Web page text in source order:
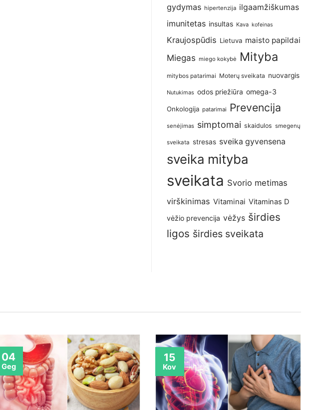
gydymas hipertenzija ilgaamžiškumas
imunitetas insultas Kava kofeinas
Kraujospūdis Lietuva maisto papildai
Miegas miego kokybė Mityba
mitybos patarimai Moterų sveikata nuovargis
Nutukimas odos priežiūra omega-3
Onkologija patarimai Prevencija
senėjimas simptomai skaidulos smegenų
sveikata stresas sveika gyvensena
sveika mityba
sveikata Svorio metimas
virškinimas Vitaminai Vitaminas D
vėžio prevencija vėžys širdies
ligos širdies sveikata
04
Geg
15
Kov